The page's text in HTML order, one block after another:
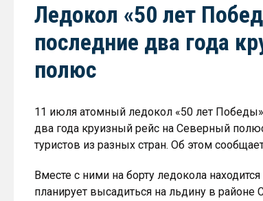
Ледокол «50 лет
последние два года
полюс
11 июля атомный ледокол «50 лет
два года круизный рейс на Северный
туристов из разных стран. Об этом
Вместе с ними на борту ледокола
планирует высадиться на льдину в